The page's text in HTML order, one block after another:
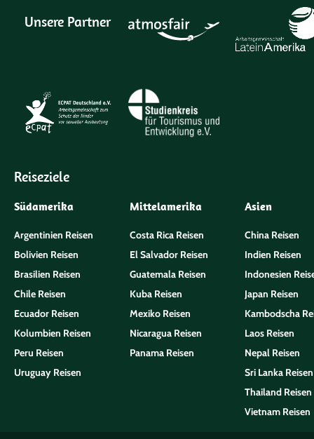
Unsere Partner
Reiseziele
Südamerika
Argentinien Reisen
Bolivien Reisen
Brasilien Reisen
Chile Reisen
Ecuador Reisen
Kolumbien Reisen
Peru Reisen
Uruguay Reisen
Mittelamerika
Costa Rica Reisen
El Salvador Reisen
Guatemala Reisen
Kuba Reisen
Mexiko Reisen
Nicaragua Reisen
Panama Reisen
Asien
China Reisen
Indien Reisen
Indonesien
Japan Reisen
Kambodscha
Laos Reisen
Nepal Reisen
Sri Lanka Reisen
Thailand Reisen
Vietnam Reisen